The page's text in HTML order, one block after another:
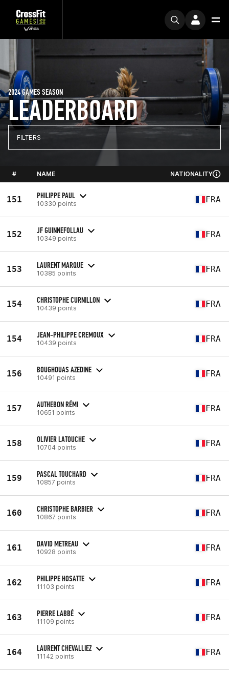
LEADERBOARD
2024 GAMES SEASON
FILTERS
# NAME NATIONALITY
151 PHILIPPE PAUL
10330 points FRA
152 JF GUINNEFOLLAU
10349 points FRA
153 LAURENT MARQUE
10385 points FRA
154 CHRISTOPHE CURNILLON
10439 points FRA
154 JEAN-PHILIPPE CREMOUX
10439 points FRA
156 BOUGHOUAS AZEDINE
10491 points FRA
157 AUTHEBON RÉMI
10651 points FRA
158 OLIVIER LATOUCHE
10704 points FRA
159 PASCAL TOUCHARD
10857 points FRA
160 CHRISTOPHE BARBIER
10867 points FRA
161 DAVID METREAU
10928 points FRA
162 PHILIPPE HOSATTE
11103 points FRA
163 PIERRE LABBÉ
11109 points FRA
164 LAURENT CHEVALLIEZ
11142 points FRA